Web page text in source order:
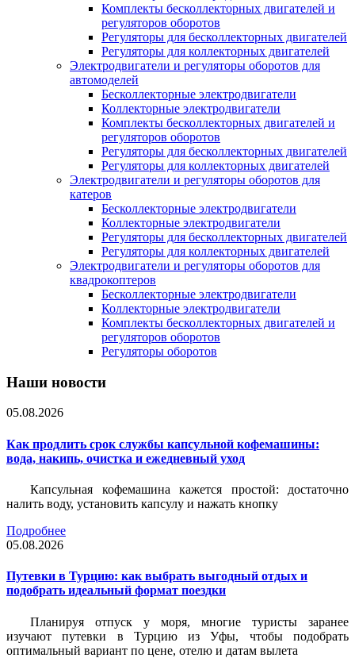
Комплекты бесколлекторных двигателей и
регуляторов оборотов
Регуляторы для бесколлекторных двигателей
Регуляторы для коллекторных двигателей
Электродвигатели и регуляторы оборотов для
автомоделей
Бесколлекторные электродвигатели
Коллекторные электродвигатели
Комплекты бесколлекторных двигателей и
регуляторов оборотов
Регуляторы для бесколлекторных двигателей
Регуляторы для коллекторных двигателей
Электродвигатели и регуляторы оборотов для
катеров
Бесколлекторные электродвигатели
Коллекторные электродвигатели
Регуляторы для бесколлекторных двигателей
Регуляторы для коллекторных двигателей
Электродвигатели и регуляторы оборотов для
квадрокоптеров
Бесколлекторные электродвигатели
Коллекторные электродвигатели
Комплекты бесколлекторных двигателей и
регуляторов оборотов
Регуляторы оборотов
Наши новости
05.08.2026
Как продлить срок службы капсульной кофемашины:
вода, накипь, очистка и ежедневный уход
Капсульная кофемашина кажется простой: достаточно
налить воду, установить капсулу и нажать кнопку
Подробнее
05.08.2026
Путевки в Турцию: как выбрать выгодный отдых и
подобрать идеальный формат поездки
Планируя отпуск у моря, многие туристы заранее
изучают путевки в Турцию из Уфы, чтобы подобрать
оптимальный вариант по цене, отелю и датам вылета